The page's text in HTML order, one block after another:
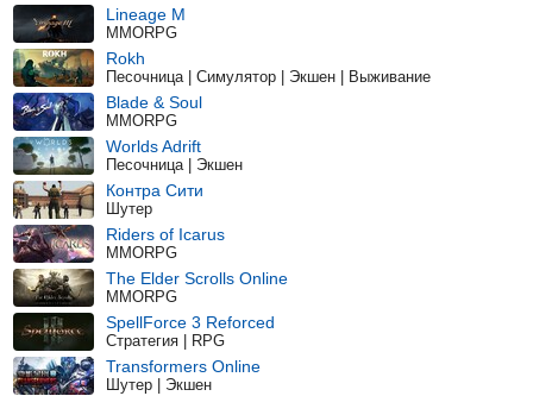
Lineage M
MMORPG
Rokh
Песочница | Симулятор | Экшен | Выживание
Blade & Soul
MMORPG
Worlds Adrift
Песочница | Экшен
Контра Сити
Шутер
Riders of Icarus
MMORPG
The Elder Scrolls Online
MMORPG
SpellForce 3 Reforced
Стратегия | RPG
Transformers Online
Шутер | Экшен